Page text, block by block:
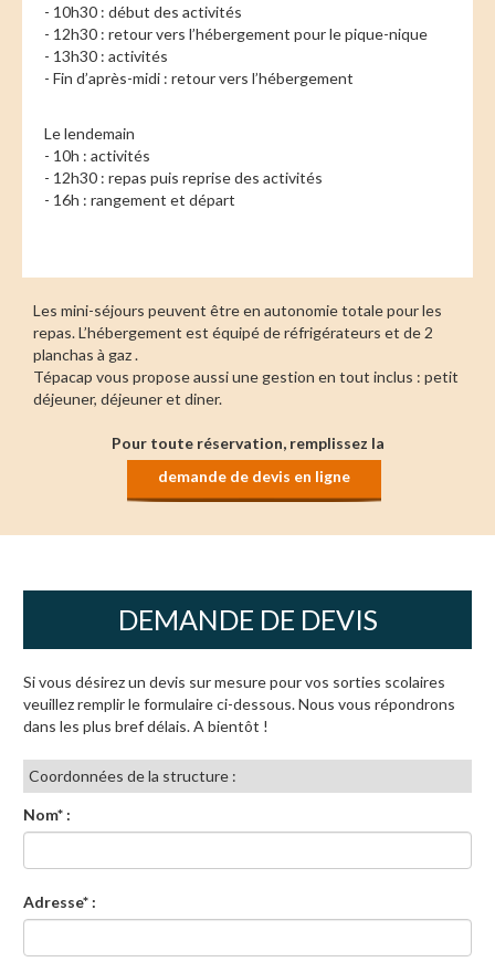
- 10h30 : début des activités
- 12h30 : retour vers l’hébergement pour le pique-nique
- 13h30 : activités
- Fin d’après-midi : retour vers l’hébergement
Le lendemain
- 10h : activités
- 12h30 : repas puis reprise des activités
- 16h : rangement et départ
Les mini-séjours peuvent être en autonomie totale pour les
repas. L’hébergement est équipé de réfrigérateurs et de 2
planchas à gaz .
Tépacap vous propose aussi une gestion en tout inclus : petit
déjeuner, déjeuner et diner.
Pour toute réservation, remplissez la
demande de devis en ligne
DEMANDE DE DEVIS
Si vous désirez un devis sur mesure pour vos sorties scolaires
veuillez remplir le formulaire ci-dessous. Nous vous répondrons
dans les plus bref délais. A bientôt !
Coordonnées de la structure :
Nom* :
Adresse* :